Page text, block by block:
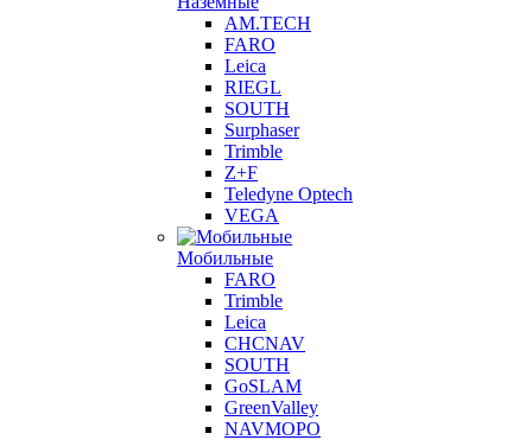
AM.TECH
FARO
Leica
RIEGL
SOUTH
Surphaser
Trimble
Z+F
Teledyne Optech
VEGA
Мобильные
FARO
Trimble
Leica
CHCNAV
SOUTH
GoSLAM
GreenValley
NAVMOPO